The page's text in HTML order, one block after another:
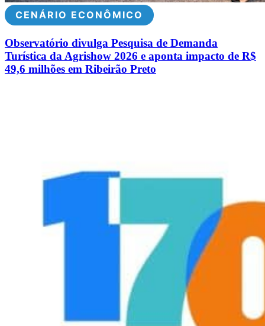
CENÁRIO ECONÔMICO
Observatório divulga Pesquisa de Demanda
Turística da Agrishow 2026 e aponta impacto de R$
49,6 milhões em Ribeirão Preto